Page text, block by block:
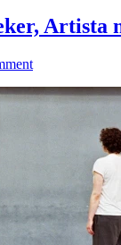
Artista